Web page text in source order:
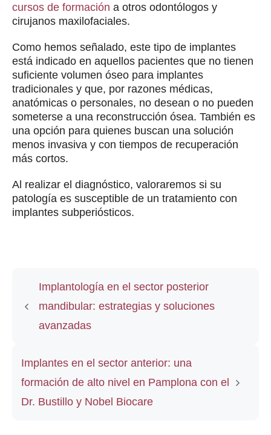
cursos de formación a otros odontólogos y
cirujanos maxilofaciales.
Como hemos señalado, este tipo de implantes
está indicado en aquellos pacientes que no tienen
suficiente volumen óseo para implantes
tradicionales y que, por razones médicas,
anatómicas o personales, no desean o no pueden
someterse a una reconstrucción ósea. También es
una opción para quienes buscan una solución
menos invasiva y con tiempos de recuperación
más cortos.
Al realizar el diagnóstico, valoraremos si su
patología es susceptible de un tratamiento con
implantes subperiósticos.
Implantología en el sector posterior
mandibular: estrategias y soluciones
avanzadas
Implantes en el sector anterior: una
formación de alto nivel en Pamplona con el
Dr. Bustillo y Nobel Biocare